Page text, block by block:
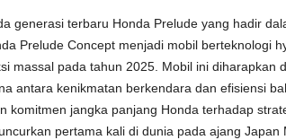
generasi terbaru Honda Prelude yang hadir
Prelude Concept menjadi mobil berteknologi
massal pada tahun 2025. Mobil ini diharapkan
antara kenikmatan berkendara dan efisiensi
komitmen jangka panjang Honda terhadap
pertama kali di dunia pada ajang Japan